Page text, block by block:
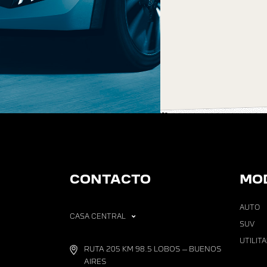
CONTACTO
CASA CENTRAL
RUTA 205 KM 98.5 LOBOS – BUENOS
AIRES
AUTO
SUV